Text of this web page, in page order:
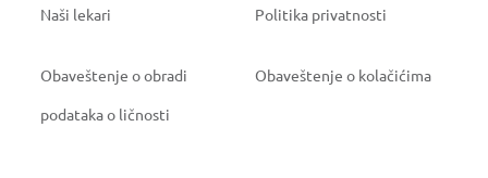
Naši lekari Politika privatnosti
Obaveštenje o obradi
podataka o ličnosti
Obaveštenje o kolačićima